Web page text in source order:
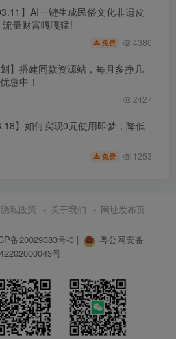
】AI一键生成民俗文化非遗皮
量财富嘎嘎猛!
免费 4380
划】搭建同款资源站，每月多挣几
惠中！
2427
】如何实现0元使用即梦，降低
免费 1253
隐私政策 关于我们 网址发布页
备20029383号-3|
粤公网安备
号